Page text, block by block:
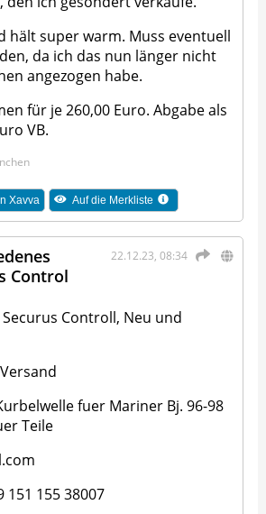
hält super warm. Muss eventuell
da ich das nun länger nicht
angezogen habe.
für je 260,00 Euro. Abgabe als
VB.
Xavva Auf die Merkliste
22.12.23, 08:34
Control
Controll, Neu und
fuer Mariner Bj. 96-98
Teile
151 155 38007